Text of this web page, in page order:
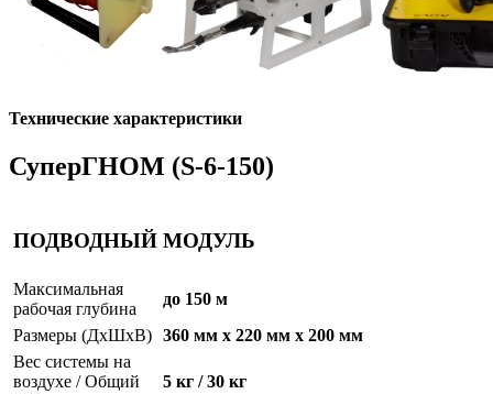
Технические характеристики
СуперГНОМ (S-6-150)
ПОДВОДНЫЙ МОДУЛЬ
Максимальная
рабочая глубина
до 150 м
Размеры (ДxШxВ) 360 мм x 220 мм x 200 мм
Вес системы на
воздухе / Общий
5 кг / 30 кг